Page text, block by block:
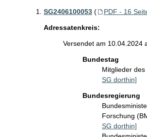
SG2406100053 ( PDF - 16
Adressatenkreis:
Versendet am 10.04.2024
Bundestag
Mitglieder
SG dorthin]
Bundesregierung
Forschung
SG dorthin]